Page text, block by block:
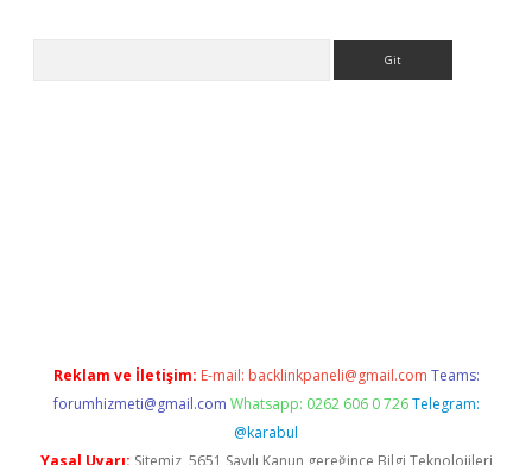
Reklam ve İletişim: E-mail: backlinkpaneli@gmail.com Teams:
forumhizmeti@gmail.com Whatsapp: 0262 606 0 726 Telegram:
@karabul
Yasal Uyarı: Sitemiz, 5651 Sayılı Kanun gereğince Bilgi Teknolojileri